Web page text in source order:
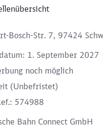
Bosch-Str. 7, 97424
1. September 2027
noch möglich
(Unbefristet)
574988
Bahn Connect GmbH